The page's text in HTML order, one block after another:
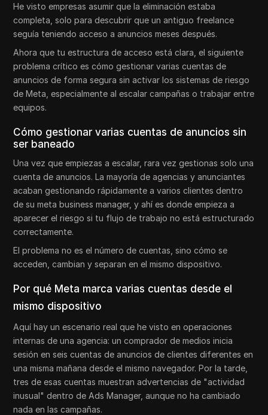
He visto empresas asumir que la eliminación estaba
completa, solo para descubrir que un antiguo freelance
seguía teniendo acceso a anuncios meses después.
Ahora que tu estructura de acceso está clara, el siguiente
problema crítico es cómo gestionar varias cuentas de
anuncios de forma segura sin activar los sistemas de riesgo
de Meta, especialmente al escalar campañas o trabajar entre
equipos.
Cómo gestionar varias cuentas de anuncios sin
ser baneado
Una vez que empiezas a escalar, rara vez gestionas solo una
cuenta de anuncios. La mayoría de agencias y anunciantes
acaban gestionando rápidamente a varios clientes dentro
de su meta business manager, y ahí es donde empieza a
aparecer el riesgo si tu flujo de trabajo no está estructurado
correctamente.
El problema no es el número de cuentas, sino cómo se
acceden, cambian y separan en el mismo dispositivo.
Por qué Meta marca varias cuentas desde el
mismo dispositivo
Aquí hay un escenario real que he visto en operaciones
internas de una agencia: un comprador de medios inicia
sesión en seis cuentas de anuncios de clientes diferentes en
una misma mañana desde el mismo navegador. Por la tarde,
tres de esas cuentas muestran advertencias de "actividad
inusual" dentro de Ads Manager, aunque no ha cambiado
nada en las campañas.